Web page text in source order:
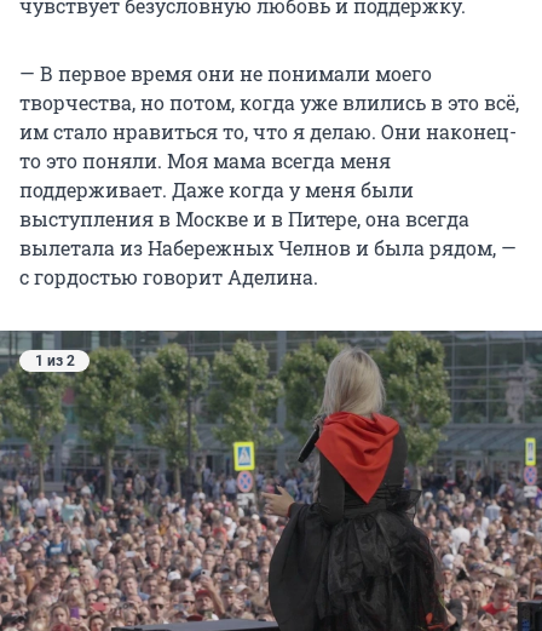
чувствует безусловную любовь и поддержку.
— В первое время они не понимали моего
творчества, но потом, когда уже влились в это всё,
им стало нравиться то, что я делаю. Они наконец-
то это поняли. Моя мама всегда меня
поддерживает. Даже когда у меня были
выступления в Москве и в Питере, она всегда
вылетала из Набережных Челнов и была рядом, —
с гордостью говорит Аделина.
1 из 2